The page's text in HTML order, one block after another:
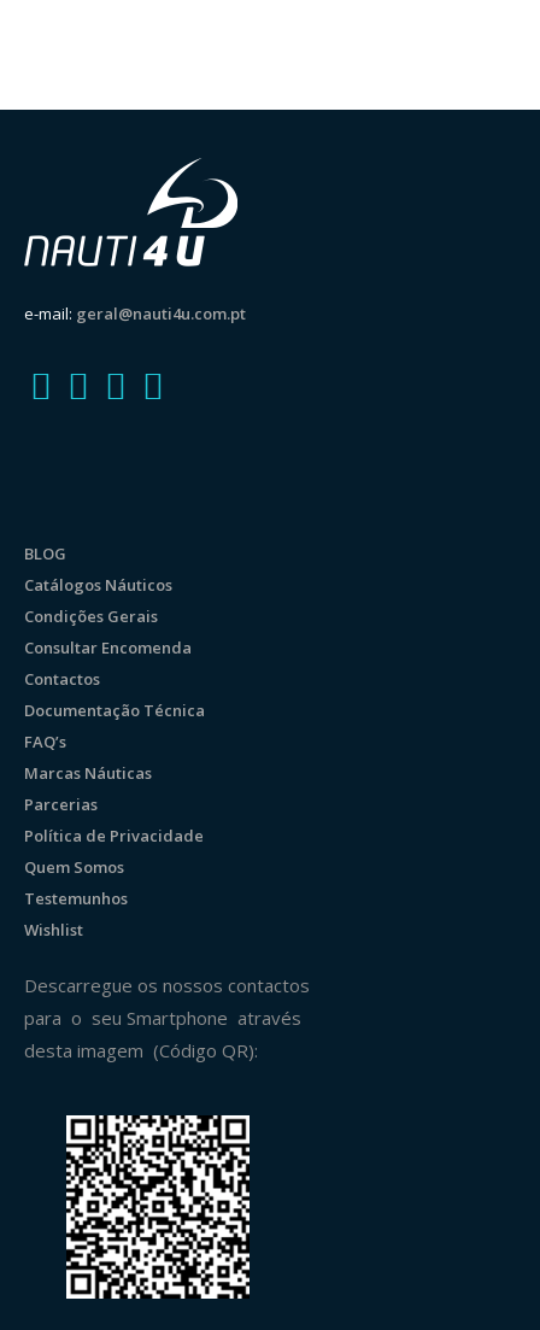
e-mail: geral@nauti4u.com.pt
BLOG
Catálogos Náuticos
Condições Gerais
Consultar Encomenda
Contactos
Documentação Técnica
FAQ’s
Marcas Náuticas
Parcerias
Política de Privacidade
Quem Somos
Testemunhos
Wishlist
Descarregue os nossos contactos
para o seu Smartphone através
desta imagem (Código QR):